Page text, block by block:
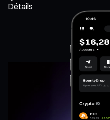
Détails